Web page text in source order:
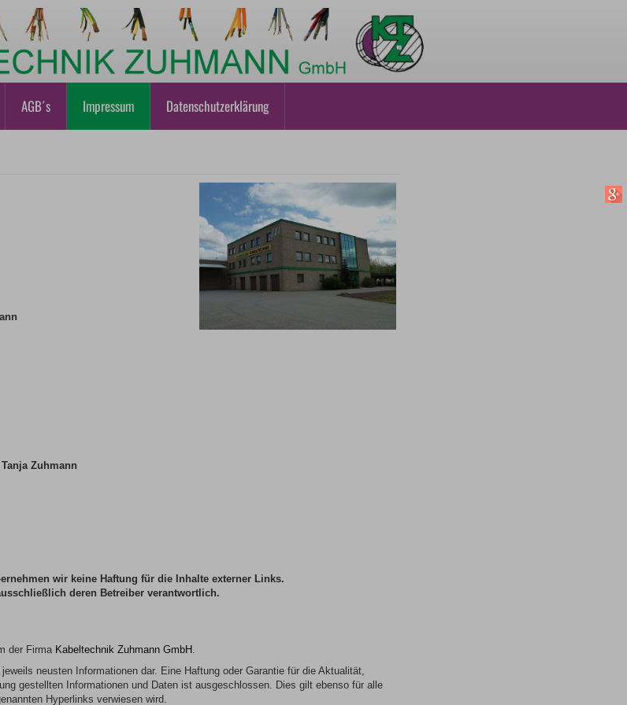
AGB´s Impressum Datenschutzerklärung
Tanja Zuhmann
wir keine Haftung für die Inhalte externer Links.
deren Betreiber verantwortlich.
der Firma Kabeltechnik Zuhmann GmbH.
neusten Informationen dar. Eine Haftung oder Garantie für die Aktualität,
gestellten Informationen und Daten ist ausgeschlossen. Dies gilt ebenso für alle
Hyperlinks verwiesen wird.